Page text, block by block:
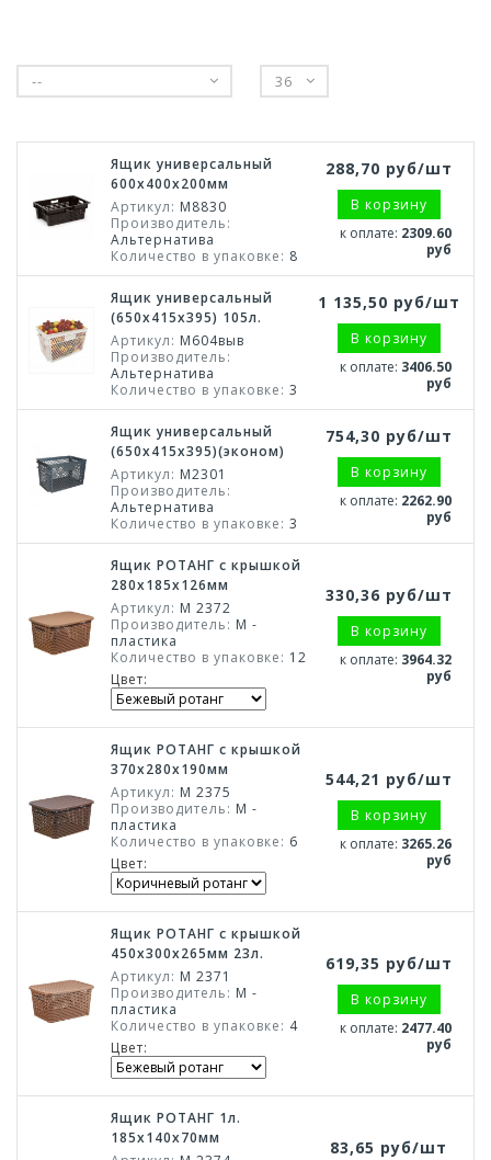
-- 36
Ящик универсальный
600х400х200мм
Артикул: М8830
Производитель:
Альтернатива
Количество в упаковке: 8
288,70 руб/шт
В корзину
к оплате: 2309.60
руб
Ящик универсальный
(650х415х395) 105л.
Артикул: М604выв
Производитель:
Альтернатива
Количество в упаковке: 3
1 135,50 руб/шт
В корзину
к оплате: 3406.50
руб
Ящик универсальный
(650х415х395)(эконом)
Артикул: М2301
Производитель:
Альтернатива
Количество в упаковке: 3
754,30 руб/шт
В корзину
к оплате: 2262.90
руб
Ящик РОТАНГ с крышкой
280х185х126мм
Артикул: М 2372
Производитель: М -
пластика
Количество в упаковке: 12
Цвет:
330,36 руб/шт
В корзину
к оплате: 3964.32
руб
Ящик РОТАНГ с крышкой
370х280х190мм
Артикул: М 2375
Производитель: М -
пластика
Количество в упаковке: 6
Цвет:
544,21 руб/шт
В корзину
к оплате: 3265.26
руб
Ящик РОТАНГ с крышкой
450х300х265мм 23л.
Артикул: М 2371
Производитель: М -
пластика
Количество в упаковке: 4
Цвет:
619,35 руб/шт
В корзину
к оплате: 2477.40
руб
Ящик РОТАНГ 1л.
185х140х70мм
83,65 руб/шт